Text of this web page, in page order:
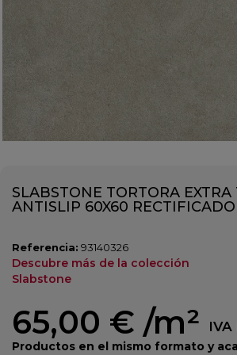
SLABSTONE TORTORA
ANTISLIP 60X60 RECTIFICADO
Referencia: 93140326
Descubre más de la colección
Slabstone
65,00 € /m² IVA
Productos en el mismo formato y